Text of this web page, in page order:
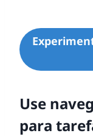
Use
para